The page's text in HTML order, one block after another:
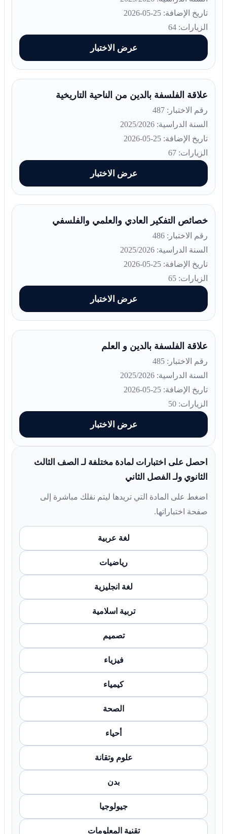
تاريخ الإضافة: 25-05-2026
الزيارات: 64
عرض الاختبار
علاقة الفلسفة بالدين من الناحية التاريخية
رقم الاختبار: 487
السنة الدراسية: 2025/2026
تاريخ الإضافة: 25-05-2026
الزيارات: 67
عرض الاختبار
خصائص التفكير العادي والعلمي والفلسفي
رقم الاختبار: 486
السنة الدراسية: 2025/2026
تاريخ الإضافة: 25-05-2026
الزيارات: 65
عرض الاختبار
علاقة الفلسفة بالدين و العلم
رقم الاختبار: 485
السنة الدراسية: 2025/2026
تاريخ الإضافة: 25-05-2026
الزيارات: 50
عرض الاختبار
احصل على اختبارات لمادة مختلفة لـ الصف الثالث
الثانوي ولـ الفصل الثاني
اضغط على المادة التي تريدها ليتم نقلك مباشرة إلى
صفحة اختباراتها.
لغة عربية
رياضيات
لغة انجليزية
تربية اسلامية
تصميم
فيزياء
كيمياء
الصحة
أحياء
علوم وتقانة
بدن
جيولوجيا
تقنية المعلومات